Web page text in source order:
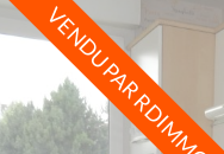
VENDU PAR RDIMMO